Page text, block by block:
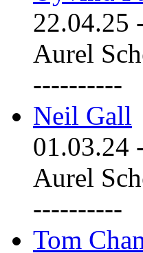
22.04.25
Aurel
----------
Neil Gall
01.03.24
Aurel
----------
Tom